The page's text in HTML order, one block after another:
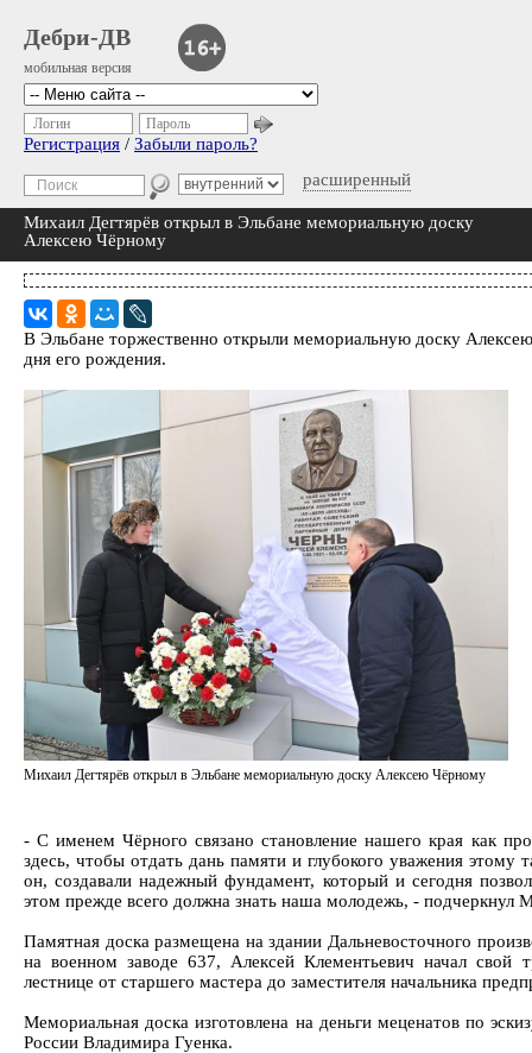
Дебри-ДВ
мобильная версия
расширенный
Логин Пароль
Регистрация / Забыли пароль?
Михаил Дегтярёв открыл в Эльбане мемориальную доску
Алексею Чёрному
В Эльбане торжественно открыли мемориальную доску
дня его рождения.
Михаил Дегтярёв открыл в Эльбане мемориальную доску Алексею Чёрному
- С именем Чёрного связано становление нашего края как
здесь, чтобы отдать дань памяти и глубокого уважения этому
он, создавали надежный фундамент, который и сегодня
этом прежде всего должна знать наша молодежь, - подчеркнул
Памятная доска размещена на здании Дальневосточного
на военном заводе 637, Алексей Клементьевич начал свой
лестнице от старшего мастера до заместителя начальника
Мемориальная доска изготовлена на деньги меценатов по
России Владимира Гуенка.